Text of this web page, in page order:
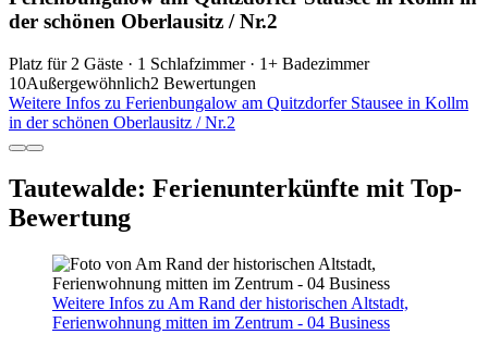
der schönen Oberlausitz / Nr.2
Platz für 2 Gäste · 1 Schlafzimmer · 1+ Badezimmer
10Außergewöhnlich2 Bewertungen
Weitere Infos zu Ferienbungalow am Quitzdorfer Stausee in Kollm
in der schönen Oberlausitz / Nr.2
Tautewalde: Ferienunterkünfte mit Top-
Bewertung
Weitere Infos zu Am Rand der historischen Altstadt,
Ferienwohnung mitten im Zentrum - 04 Business